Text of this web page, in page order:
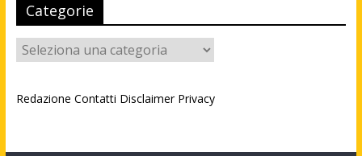
Categorie
Categorie
Redazione Contatti Disclaimer Privacy